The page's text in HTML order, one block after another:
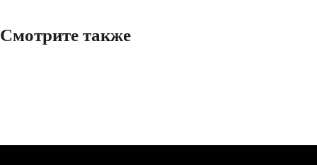
Смотрите также